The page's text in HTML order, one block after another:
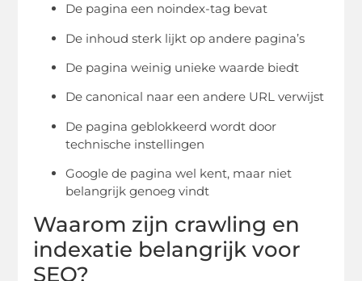
De pagina een noindex-tag bevat
De inhoud sterk lijkt op andere pagina’s
De pagina weinig unieke waarde biedt
De canonical naar een andere URL verwijst
De pagina geblokkeerd wordt door
technische instellingen
Google de pagina wel kent, maar niet
belangrijk genoeg vindt
Waarom zijn crawling en
indexatie belangrijk voor
SEO?